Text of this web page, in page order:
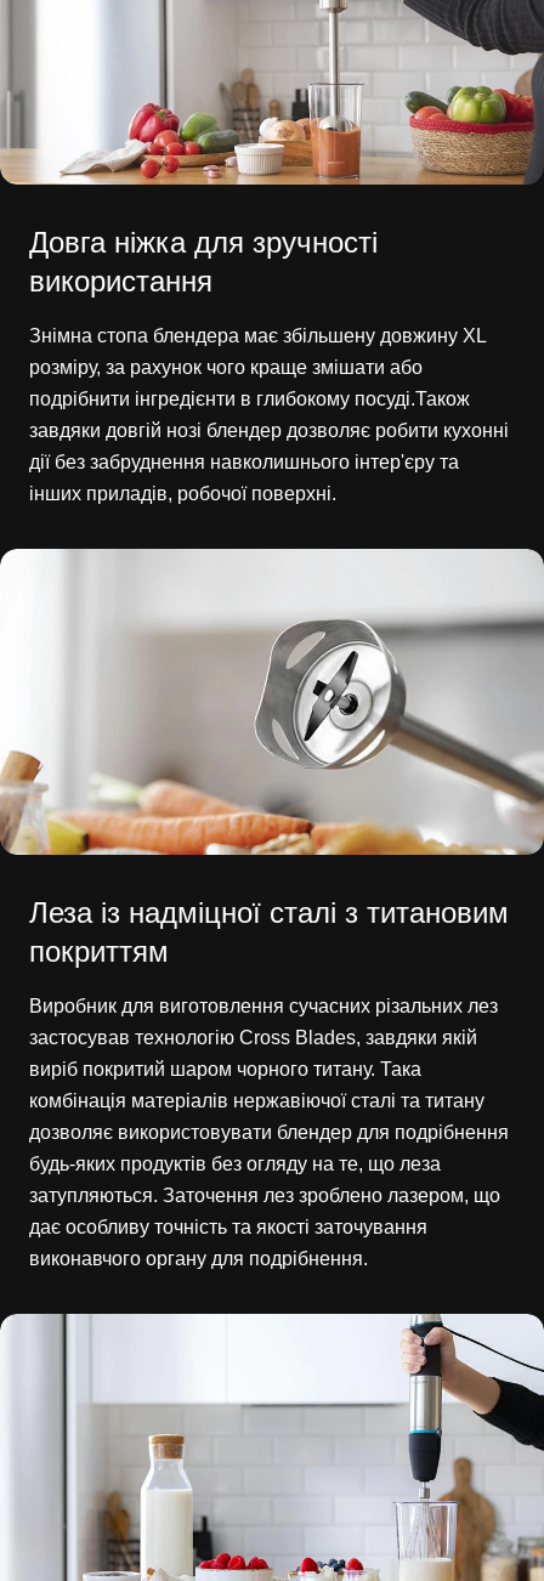
Довга ніжка для зручності
використання
Знімна стопа блендера має збільшену довжину XL
розміру, за рахунок чого краще змішати або
подрібнити інгредієнти в глибокому посуді.Також
завдяки довгій нозі блендер дозволяє робити кухонні
дії без забруднення навколишнього інтер'єру та
інших приладів, робочої поверхні.
Леза із надміцної сталі з титановим
покриттям
Виробник для виготовлення сучасних різальних лез
застосував технологію Cross Blades, завдяки якій
виріб покритий шаром чорного титану. Така
комбінація матеріалів нержавіючої сталі та титану
дозволяє використовувати блендер для подрібнення
будь-яких продуктів без огляду на те, що леза
затупляються. Заточення лез зроблено лазером, що
дає особливу точність та якості заточування
виконавчого органу для подрібнення.